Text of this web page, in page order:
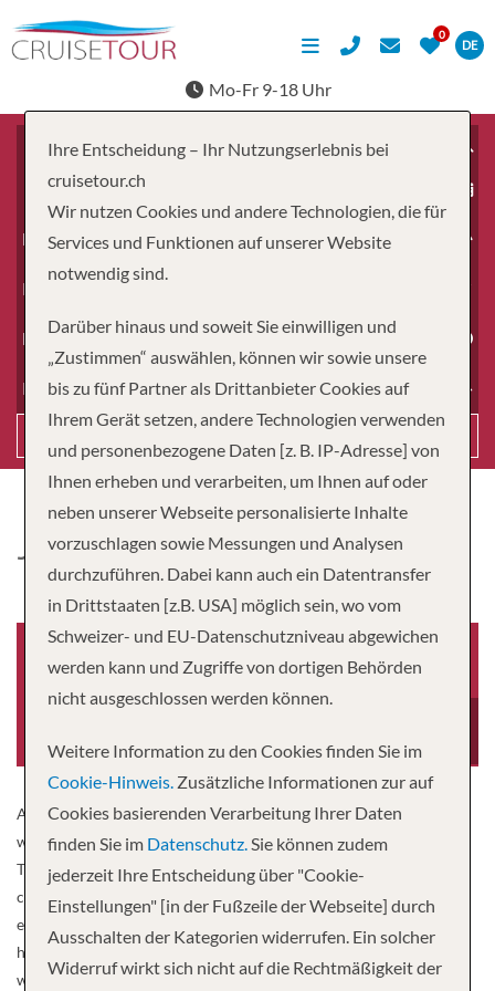
DE
Mo-Fr 9-18 Uhr
Erwachsene
Kinder
Dauer
Reiseart
JEANINE
Baujahr
Besatzung
A river cruise through edge of a barge is a soothing parenthesis
where we take the time to discover the « sweet France » otherwise.
The MS Jeanine, a real cocoon of charm, navigates the French
canals and offers its passengers an original, exciting and authentic
experience. The MS Jeanine is a superb barge with 5 anchors.
human dimension, measuring 38.50 meters long and 5.07 meters
wide. She can accommodate 22 passengers, in 11 cabins arranged
Ihre Entscheidung – Ihr Nutzungserlebnis bei
cruisetour.ch
Wir nutzen Cookies und andere Technologien, die für
Services und Funktionen auf unserer Website
notwendig sind.
Darüber hinaus und soweit Sie einwilligen und
„Zustimmen“ auswählen, können wir sowie unsere
bis zu fünf Partner als Drittanbieter Cookies auf
Ihrem Gerät setzen, andere Technologien verwenden
und personenbezogene Daten [z. B. IP-Adresse] von
Ihnen erheben und verarbeiten, um Ihnen auf oder
neben unserer Webseite personalisierte Inhalte
vorzuschlagen sowie Messungen und Analysen
durchzuführen. Dabei kann auch ein Datentransfer
in Drittstaaten [z.B. USA] möglich sein, wo vom
Schweizer- und EU-Datenschutzniveau abgewichen
werden kann und Zugriffe von dortigen Behörden
nicht ausgeschlossen werden können.
Weitere Information zu den Cookies finden Sie im
Cookie-Hinweis. Zusätzliche Informationen zur auf
Cookies basierenden Verarbeitung Ihrer Daten
finden Sie im Datenschutz.Sie können zudem
jederzeit Ihre Entscheidung über "Cookie-
Einstellungen" [in der Fußzeile der Webseite] durch
Ausschalten der Kategorien widerrufen. Ein solcher
Widerruf wirkt sich nicht auf die Rechtmäßigkeit der